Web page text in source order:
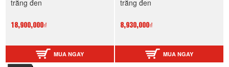
trắng đen
18,900,000₫
MUA NGAY
trắng đen
8,930,000₫
MUA NGAY